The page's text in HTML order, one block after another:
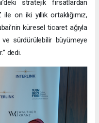
stratejik fırsatlardan
on iki yıllık ortaklığımız,
küresel ticaret ağıyla
sürdürülebilir büyümeye
dedi.